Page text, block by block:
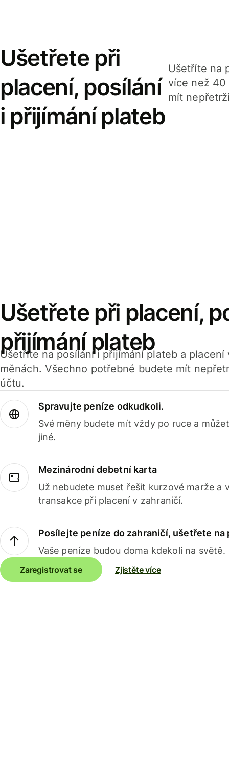
Ušetřete při
placení, posílání
i přijímání plateb
Ušetříte na
více než 40
mít
Ušetřete při placení,
přijímání plateb
Ušetříte na posílání i přijímání plateb a
měnách. Všechno potřebné budete mít
účtu.
Spravujte peníze odkudkoli.
Své měny budete mít vždy po ruce a
jiné.
Mezinárodní debetní karta
Už nebudete muset řešit kurzové marže a
transakce při placení v zahraničí.
Posílejte peníze do zahraničí, ušetřete na
Vaše peníze budou doma kdekoli na světě.
Zaregistrovat se Zjistěte více